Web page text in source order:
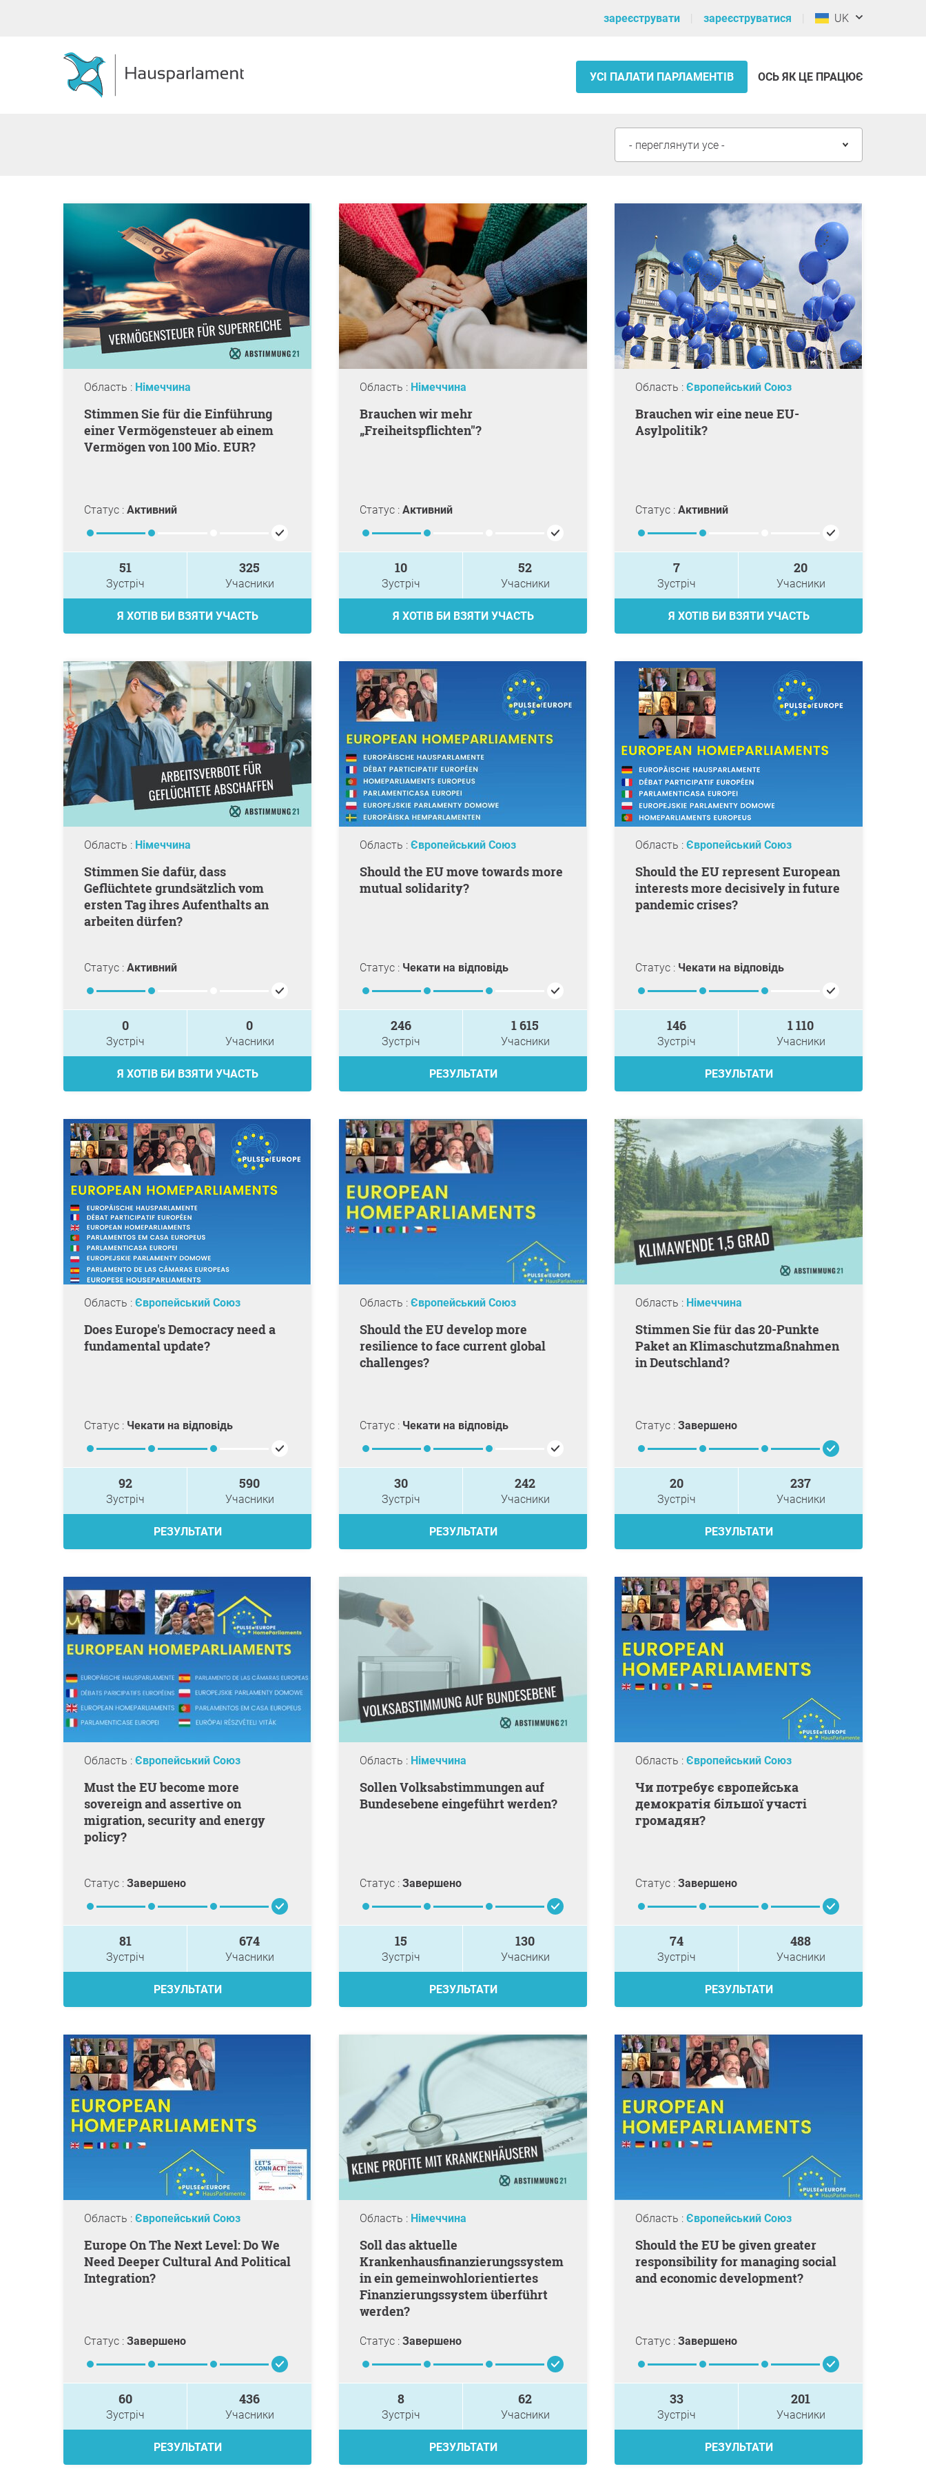
зареєструвати зареєструватися UK
УСІ ПАЛАТИ ПАРЛАМЕНТІВ ОСЬ ЯК ЦЕ ПРАЦЮЄ
Область : Німеччина
Stimmen Sie für die Einführung
einer Vermögensteuer ab einem
Vermögen von 100 Mio. EUR?
Статус : Активний
51
Зустріч
325
Учасники
Я ХОТІВ БИ ВЗЯТИ УЧАСТЬ
Область : Німеччина
Brauchen wir mehr
„Freiheitspflichten"?
Статус : Активний
10
Зустріч
52
Учасники
Я ХОТІВ БИ ВЗЯТИ УЧАСТЬ
Область : Європейський Союз
Brauchen wir eine neue EU-
Asylpolitik?
Статус : Активний
7
Зустріч
20
Учасники
Я ХОТІВ БИ ВЗЯТИ УЧАСТЬ
Область : Німеччина
Stimmen Sie dafür, dass
Geflüchtete grundsätzlich vom
ersten Tag ihres Aufenthalts an
arbeiten dürfen?
Статус : Активний
0
Зустріч
0
Учасники
Я ХОТІВ БИ ВЗЯТИ УЧАСТЬ
Область : Європейський Союз
Should the EU move towards more
mutual solidarity?
Статус : Чекати на відповідь
246
Зустріч
1 615
Учасники
РЕЗУЛЬТАТИ
Область : Європейський Союз
Should the EU represent European
interests more decisively in future
pandemic crises?
Статус : Чекати на відповідь
146
Зустріч
1 110
Учасники
РЕЗУЛЬТАТИ
Область : Європейський Союз
Does Europe's Democracy need a
fundamental update?
Статус : Чекати на відповідь
92
Зустріч
590
Учасники
РЕЗУЛЬТАТИ
Область : Європейський Союз
Should the EU develop more
resilience to face current global
challenges?
Статус : Чекати на відповідь
30
Зустріч
242
Учасники
РЕЗУЛЬТАТИ
Область : Німеччина
Stimmen Sie für das 20-Punkte
Paket an Klimaschutzmaßnahmen
in Deutschland?
Статус : Завершено
20
Зустріч
237
Учасники
РЕЗУЛЬТАТИ
Область : Європейський Союз
Must the EU become more
sovereign and assertive on
migration, security and energy
policy?
Статус : Завершено
81
Зустріч
674
Учасники
РЕЗУЛЬТАТИ
Область : Німеччина
Sollen Volksabstimmungen auf
Bundesebene eingeführt werden?
Статус : Завершено
15
Зустріч
130
Учасники
РЕЗУЛЬТАТИ
Область : Європейський Союз
Чи потребує європейська
демократія більшої участі
громадян?
Статус : Завершено
74
Зустріч
488
Учасники
РЕЗУЛЬТАТИ
Область : Європейський Союз
Europe On The Next Level: Do We
Need Deeper Cultural And Political
Integration?
Статус : Завершено
60
Зустріч
436
Учасники
РЕЗУЛЬТАТИ
Область : Німеччина
Soll das aktuelle
Krankenhausfinanzierungssystem
in ein gemeinwohlorientiertes
Finanzierungssystem überführt
werden?
Статус : Завершено
8
Зустріч
62
Учасники
РЕЗУЛЬТАТИ
Область : Європейський Союз
Should the EU be given greater
responsibility for managing social
and economic development?
Статус : Завершено
33
Зустріч
201
Учасники
РЕЗУЛЬТАТИ